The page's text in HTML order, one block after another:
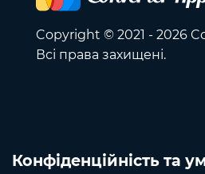
Copyright © 2021 - 2026
Всі права захищені.
Конфіденційність та